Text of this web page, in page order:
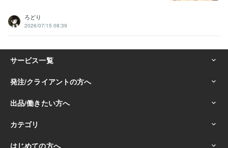
ろどり
2026/07/15 08:39